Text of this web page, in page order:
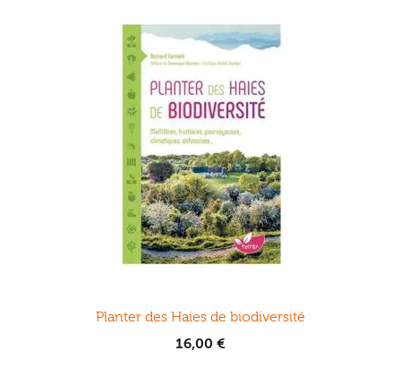
Planter des Haies de biodiversité
16,00 €